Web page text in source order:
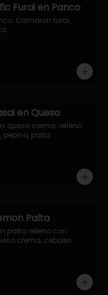
Furai en Panco
Camaron furai,
en Queso
queso crema, relleno
pepino, palta.
Palta
palta relleno con
crema, cebollin.